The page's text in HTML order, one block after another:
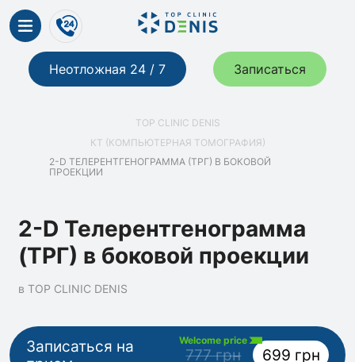
Неотложная 24 / 7 Записаться
TOP CLINIC DENIS
КТ (КОМПЬЮТЕРНАЯ ТОМОГРАФИЯ)
2-D ТЕЛЕРЕНТГЕНОГРАММА (ТРГ) В БОКОВОЙ
ПРОЕКЦИИ
2-D Телерентгенограмма
(ТРГ) в боковой проекции
в TOP CLINIC DENIS
Записаться на
Welcome price
777 грн 699 грн